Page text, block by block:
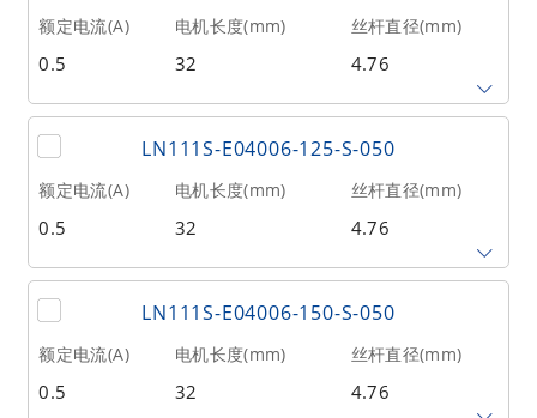
相数 转子惯量(g•cm²) 重量(kg)
2 9 0.1
额定电流(A) 电机长度(mm) 丝杆直径(mm)
0.5 32 4.76
丝杆导程(mm) 丝杆长度(mm) 额定推力(N
@300RPM)
相数 转子惯量(g•cm²) 重量(kg)
2 9 0.1
LN111S-E04006-125-S-050
额定电流(A) 电机长度(mm) 丝杆直径(mm)
0.5 32 4.76
丝杆导程(mm) 丝杆长度(mm) 额定推力(N
@300RPM)
相数 转子惯量(g•cm²) 重量(kg)
LN111S-E04006-150-S-050
额定电流(A) 电机长度(mm) 丝杆直径(mm)
0.5 32 4.76